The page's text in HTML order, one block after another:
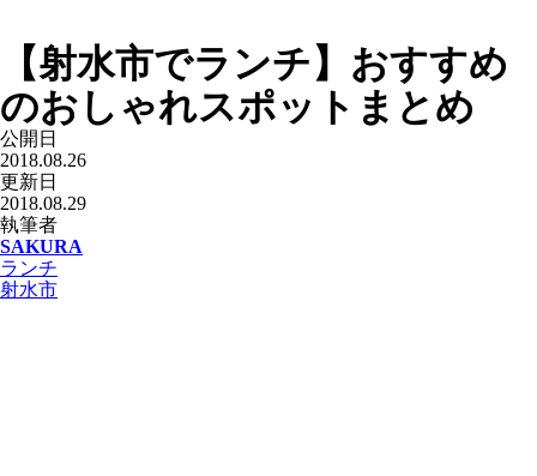
【射水市でランチ】おすすめ
のおしゃれスポットまとめ
公開日
2018.08.26
更新日
2018.08.29
執筆者
SAKURA
ランチ
射水市